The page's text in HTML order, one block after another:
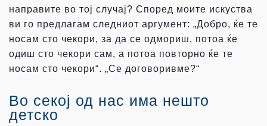
направите во тој случај? Според моите искуства
ви го предлагам следниот аргумент: „Добро, ќе те
носам сто чекори, за да се одмориш, потоа ќе
одиш сто чекори сам, а потоа повторно ќе те
носам сто чекори“. „Се договоривме?“
Во секој од нас има нешто
детско